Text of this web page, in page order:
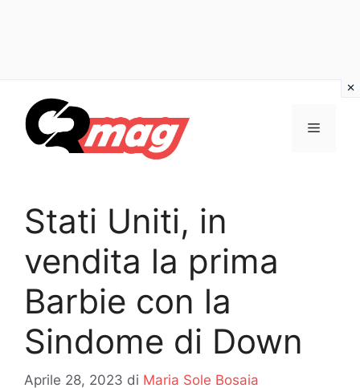
contenuto
Menu
Stati Uniti, in
vendita la prima
Barbie con la
Sindome di Down
Aprile 28, 2023 di Maria Sole Bosaia